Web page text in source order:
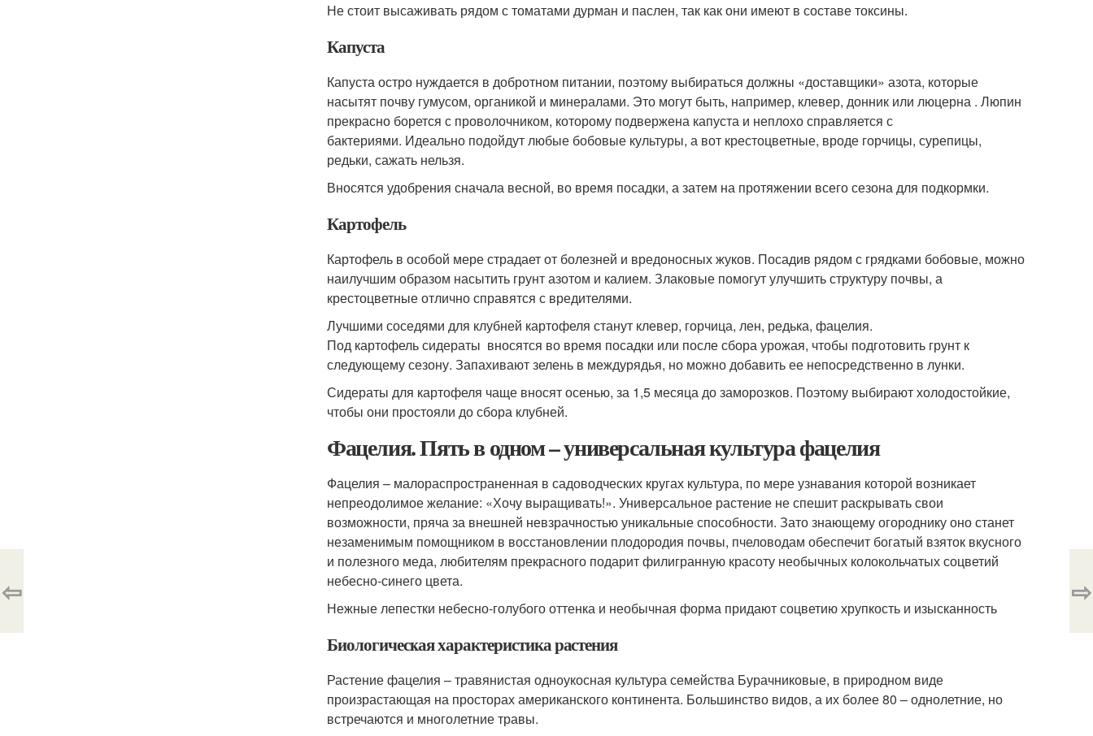
Не стоит высаживать рядом с томатами дурман и паслен, так как они имеют в составе токсины.
Капуста
Капуста остро нуждается в добротном питании, поэтому выбираться должны «доставщики» азота, которые
насытят почву гумусом, органикой и минералами. Это могут быть, например, клевер, донник или люцерна . Люпин
прекрасно борется с проволочником, которому подвержена капуста и неплохо справляется с
бактериями. Идеально подойдут любые бобовые культуры, а вот крестоцветные, вроде горчицы, сурепицы,
редьки, сажать нельзя.
Вносятся удобрения сначала весной, во время посадки, а затем на протяжении всего сезона для подкормки.
Картофель
Картофель в особой мере страдает от болезней и вредоносных жуков. Посадив рядом с грядками бобовые, можно
наилучшим образом насытить грунт азотом и калием. Злаковые помогут улучшить структуру почвы, а
крестоцветные отлично справятся с вредителями.
Лучшими соседями для клубней картофеля станут клевер, горчица, лен, редька, фацелия.
Под картофель сидераты вносятся во время посадки или после сбора урожая, чтобы подготовить грунт к
следующему сезону. Запахивают зелень в междурядья, но можно добавить ее непосредственно в лунки.
Сидераты для картофеля чаще вносят осенью, за 1,5 месяца до заморозков. Поэтому выбирают холодостойкие,
чтобы они простояли до сбора клубней.
Фацелия. Пять в одном – универсальная культура фацелия
Фацелия – малораспространенная в садоводческих кругах культура, по мере узнавания которой возникает
непреодолимое желание: «Хочу выращивать!». Универсальное растение не спешит раскрывать свои
возможности, пряча за внешней невзрачностью уникальные способности. Зато знающему огороднику оно станет
незаменимым помощником в восстановлении плодородия почвы, пчеловодам обеспечит богатый взяток вкусного
и полезного меда, любителям прекрасного подарит филигранную красоту необычных колокольчатых соцветий
небесно-синего цвета.
Нежные лепестки небесно-голубого оттенка и необычная форма придают соцветию хрупкость и изысканность
Биологическая характеристика растения
Растение фацелия – травянистая одноукосная культура семейства Бурачниковые, в природном виде
произрастающая на просторах американского континента. Большинство видов, а их более 80 – однолетние, но
встречаются и многолетние травы.
⇦ ⇨